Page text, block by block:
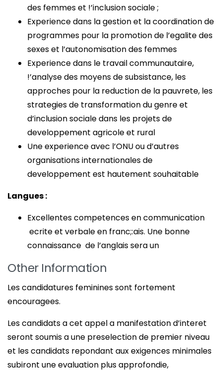
des femmes et !’inclusion sociale ;
Experience dans la gestion et la coordination de
programmes pour la promotion de l’egalite des
sexes et l’autonomisation des femmes
Experience dans le travail communautaire,
!’analyse des moyens de subsistance, les
approches pour la reduction de la pauvrete, les
strategies de transformation du genre et
d’inclusion sociale dans les projets de
developpement agricole et rural
Une experience avec l’ONU ou d’autres
organisations internationales de
developpement est hautement souhaitable
Langues :
Excellentes competences en communication
ecrite et verbale en franc;:ais. Une bonne
connaissance de l’anglais sera un
Other Information
Les candidatures feminines sont fortement
encouragees.
Les candidats a cet appel a manifestation d’interet
seront soumis a une preselection de premier niveau
et les candidats repondant aux exigences minimales
subiront une evaluation plus approfondie,